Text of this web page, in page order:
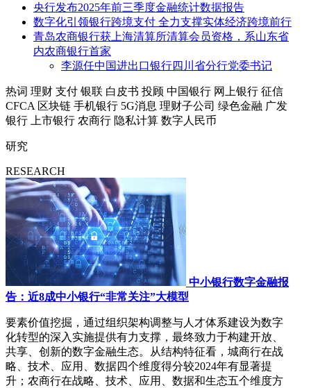
央行发布2025年前三季度金融统计数据报告
数字化引领银行跨境支付 全力支撑实体经济跨境前行
青岛农商银行获上海清算所清算会员资格，系山东省
内农商银行首家
李源任中国进出口银行四川省分行党委书记
热词 理财 支付 银联 白皮书 投顾 中国银行 网上银行 征信
CFCA 区块链 手机银行 5G消息 理财子公司 绿色金融 广发
银行
上市银行 农商行 隐私计算 数字人民币
研究
RESEARCH
中小银行数字金融报
告：近8成中小银行“非常关注”大模型
要素价值挖掘，通过组织架构调整与人才体系建设为数字
化转型的深入实施提供有力支撑，最终致力于构建开放、
共享、创新的数字金融生态。从结构特征看，城商行在战
略、技术、应用、数据四个维度得分较2024年有显著提
升；农商行在战略、技术、应用、数据和生态五个维度方